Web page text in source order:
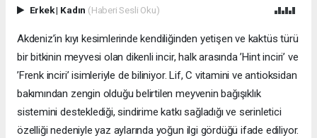
Erkek| Kadın (Haberi Sesli Oku)
Akdeniz’in kıyı kesimlerinde kendiliğinden yetişen ve kaktüs türü
bir bitkinin meyvesi olan dikenli incir, halk arasında ’Hint inciri’ ve
’Frenk inciri’ isimleriyle de biliniyor. Lif, C vitamini ve antioksidan
bakımından zengin olduğu belirtilen meyvenin bağışıklık
sistemini desteklediği, sindirime katkı sağladığı ve serinletici
özelliği nedeniyle yaz aylarında yoğun ilgi gördüğü ifade ediliyor.